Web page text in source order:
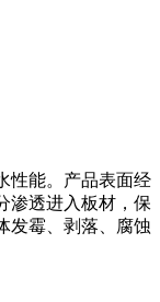
性能。产品表面经
渗透进入板材，保
发霉、剥落、腐蚀